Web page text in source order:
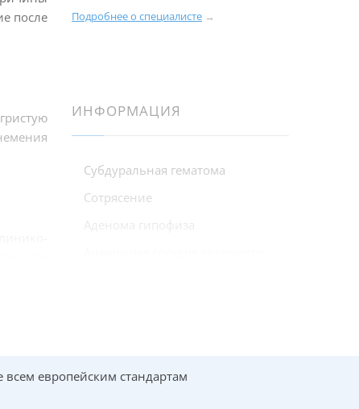
после
–
Подробнее о специалисте →
ИНФОРМАЦИЯ
Субдуральная гематома
Сотрясение
европейским стандартам